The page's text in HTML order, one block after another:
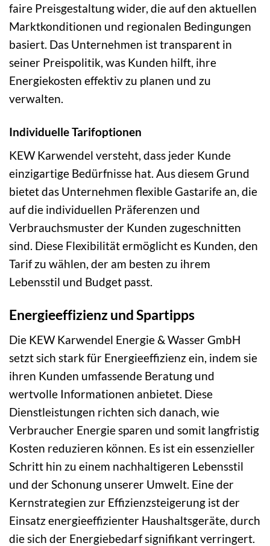
faire Preisgestaltung wider, die auf den aktuellen
Marktkonditionen und regionalen Bedingungen
basiert. Das Unternehmen ist transparent in
seiner Preispolitik, was Kunden hilft, ihre
Energiekosten effektiv zu planen und zu
verwalten.
Individuelle Tarifoptionen
KEW Karwendel versteht, dass jeder Kunde
einzigartige Bedürfnisse hat. Aus diesem Grund
bietet das Unternehmen flexible Gastarife an, die
auf die individuellen Präferenzen und
Verbrauchsmuster der Kunden zugeschnitten
sind. Diese Flexibilität ermöglicht es Kunden, den
Tarif zu wählen, der am besten zu ihrem
Lebensstil und Budget passt.
Energieeffizienz und Spartipps
Die KEW Karwendel Energie & Wasser GmbH
setzt sich stark für Energieeffizienz ein, indem sie
ihren Kunden umfassende Beratung und
wertvolle Informationen anbietet. Diese
Dienstleistungen richten sich danach, wie
Verbraucher Energie sparen und somit langfristig
Kosten reduzieren können. Es ist ein essenzieller
Schritt hin zu einem nachhaltigeren Lebensstil
und der Schonung unserer Umwelt. Eine der
Kernstrategien zur Effizienzsteigerung ist der
Einsatz energieeffizienter Haushaltsgeräte, durch
die sich der Energiebedarf signifikant verringert.